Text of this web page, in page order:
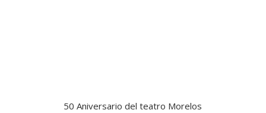
50 Aniversario del teatro Morelos